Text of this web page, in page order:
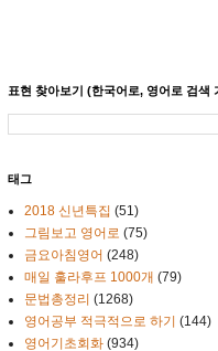
표현 찾아보기 (한국어로, 영어로 검색
태그
2018 신년특집 (51)
그림보고 영어로 (75)
금요아침영어 (248)
매일 훌라후프 1000개 (79)
문법총정리 (1268)
영어공부 적극적으로 하기 (144)
영어기초회화 (934)